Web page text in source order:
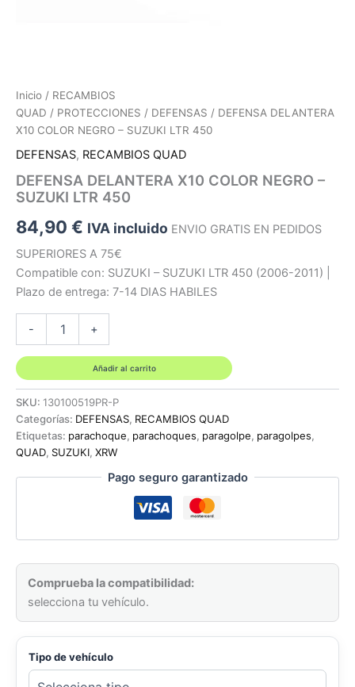
Inicio / RECAMBIOS
QUAD / PROTECCIONES / DEFENSAS / DEFENSA DELANTERA
X10 COLOR NEGRO – SUZUKI LTR 450
DEFENSAS, RECAMBIOS QUAD
DEFENSA DELANTERA X10 COLOR NEGRO –
SUZUKI LTR 450
84,90 € IVA incluido ENVIO GRATIS EN PEDIDOS
SUPERIORES A 75€
Compatible con: SUZUKI – SUZUKI LTR 450 (2006-2011) |
Plazo de entrega: 7-14 DIAS HABILES
-
DELANTERA
COLOR
NEGRO
-
SUZUKI
LTR
450
cantidad
+
Añadir al carrito
SKU: 130100519PR-P
Categorías: DEFENSAS, RECAMBIOS QUAD
Etiquetas: parachoque, parachoques, paragolpe, paragolpes,
QUAD, SUZUKI, XRW
Pago seguro garantizado
Comprueba la compatibilidad:
selecciona tu vehículo.
Tipo de vehículo